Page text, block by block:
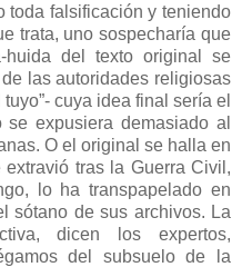
toda falsificación y teniendo
trata, uno sospecharía que
huida del texto original se
las autoridades religiosas
cuya idea final sería el
expusiera demasiado al
O el original se halla en
tras la Guerra Civil,
lo ha transpapelado en
sótano de sus archivos. La
dicen los expertos,
del subsuelo de la